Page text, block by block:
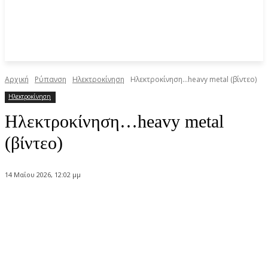
Αρχική Ρύπανση Ηλεκτροκίνηση Ηλεκτροκίνηση…heavy metal (βίντεο)
Ηλεκτροκίνηση
Ηλεκτροκίνηση…heavy metal
(βίντεο)
14 Μαΐου 2026, 12:02 μμ